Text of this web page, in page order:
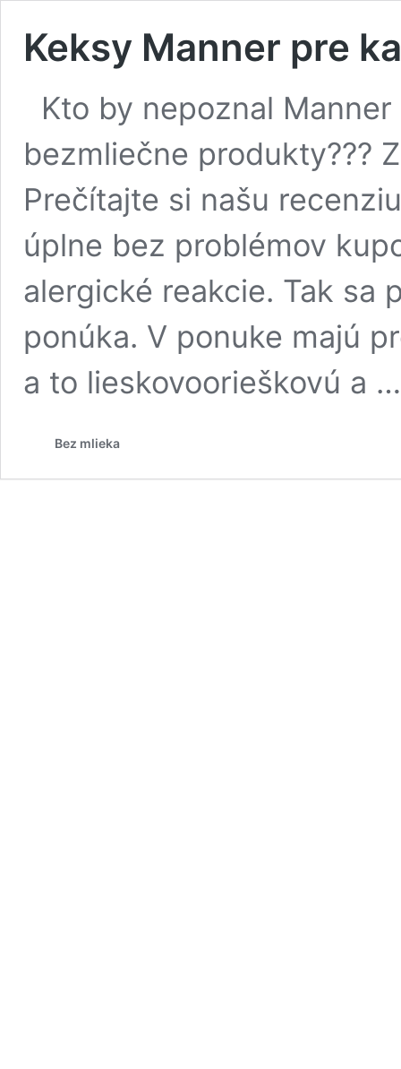
Keksy Manner pre
Kto by nepoznal
bezmliečne produkty???
Prečítajte si našu
úplne bez problémov
alergické reakcie. Tak sa
ponúka. V ponuke majú
a to lieskovoorieškovú a
Bez mlieka